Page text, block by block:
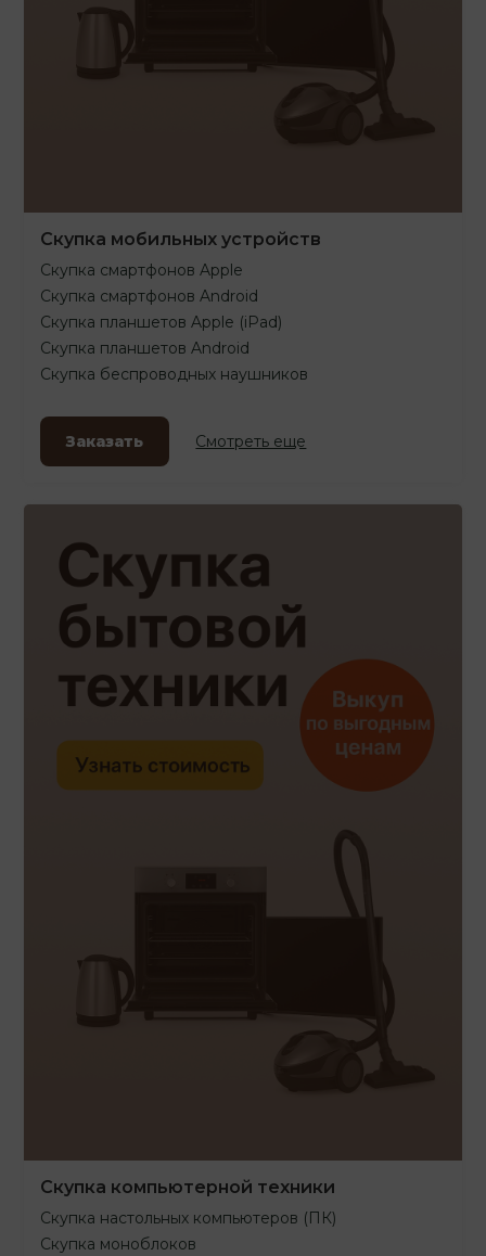
Скупка мобильных устройств
Скупка смартфонов Apple
Скупка смартфонов Android
Скупка планшетов Apple (iPad)
Скупка планшетов Android
Скупка беспроводных наушников
Заказать Смотреть еще
Скупка компьютерной техники
Скупка настольных компьютеров (ПК)
Скупка моноблоков